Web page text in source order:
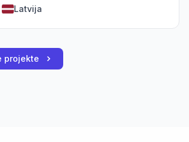
Latvija
projekte